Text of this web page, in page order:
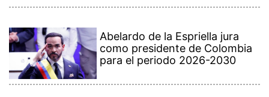
Abelardo de la Espriella jura
como presidente de Colombia
para el periodo 2026-2030